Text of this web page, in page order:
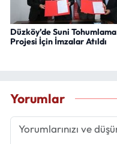
Düzköy’de Suni Tohumlama
Projesi İçin İmzalar Atıldı
Yorumlar